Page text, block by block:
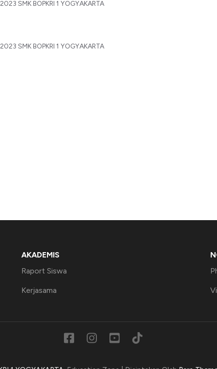
SMK BOPKRI 1 YOGYAKARTA
SMK BOPKRI 1 YOGYAKARTA
AKADEMIS
Raport Siswa
Kerjasama